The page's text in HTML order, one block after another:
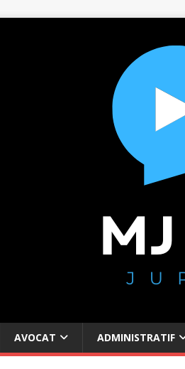
AVOCAT ADMINISTRATIF